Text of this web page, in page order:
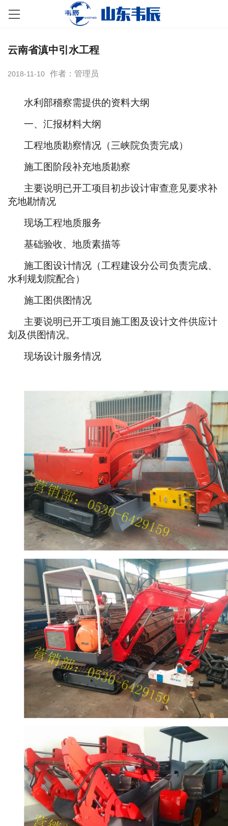
云南省滇中引水工程
2018-11-10 作者：管理员
水利部稽察需提供的资料大纲
一、汇报材料大纲
工程地质勘察情况（三峡院负责完成）
施工图阶段补充地质勘察
主要说明已开工项目初步设计审查意见要求补
充地勘情况
现场工程地质服务
基础验收、地质素描等
施工图设计情况（工程建设分公司负责完成、
水利规划院配合）
施工图供图情况
主要说明已开工项目施工图及设计文件供应计
划及供图情况。
现场设计服务情况